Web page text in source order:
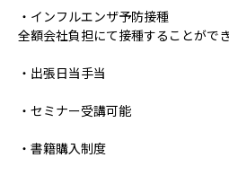
・インフルエンザ予防接種
全額会社負担にて接種することができ
・出張日当手当
・セミナー受講可能
・書籍購入制度